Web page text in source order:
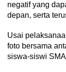
negatif yang
depan, serta
Usai
foto bersama
siswa-siswi